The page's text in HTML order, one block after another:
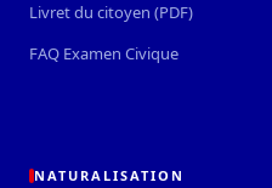
Livret du citoyen (PDF)
FAQ Examen Civique
NATURALISATION